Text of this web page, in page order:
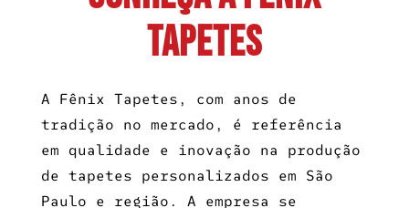
TAPETES
A Fênix Tapetes, com anos de
tradição no mercado, é referência
em qualidade e inovação na produção
de tapetes personalizados em São
Paulo e região. A empresa se